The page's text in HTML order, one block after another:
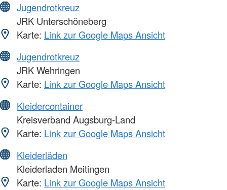
Jugendrotkreuz
JRK Unterschöneberg
Karte: Link zur Google Maps Ansicht
Jugendrotkreuz
JRK Wehringen
Karte: Link zur Google Maps Ansicht
Kleidercontainer
Kreisverband Augsburg-Land
Karte: Link zur Google Maps Ansicht
Kleiderläden
Kleiderladen Meitingen
Karte: Link zur Google Maps Ansicht